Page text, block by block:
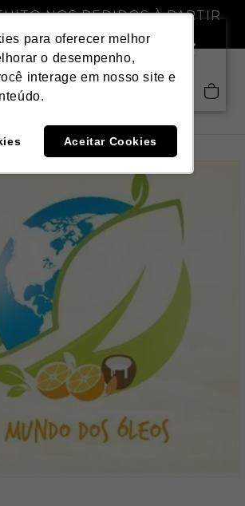
Saiba mais
para oferecer melhor
o desempenho,
interage em nosso site e
Aceitar Cookies
NOS PEDIDOS À PARTIR
DE R$ 299,00
Carrinho